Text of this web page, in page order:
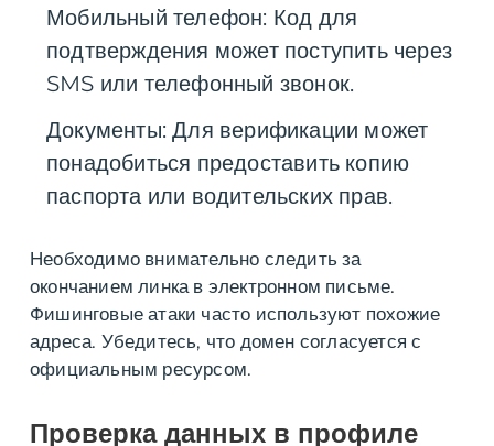
Мобильный телефон: Код для
подтверждения может поступить через
SMS или телефонный звонок.
Документы: Для верификации может
понадобиться предоставить копию
паспорта или водительских прав.
Необходимо внимательно следить за
окончанием линка в электронном письме.
Фишинговые атаки часто используют похожие
адреса. Убедитесь, что домен согласуется с
официальным ресурсом.
Проверка данных в профиле